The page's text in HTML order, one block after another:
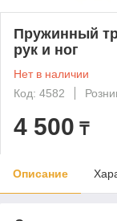
Пружинный
рук и ног
Нет в наличии
Код: 4582
4 500 ₸
Описание